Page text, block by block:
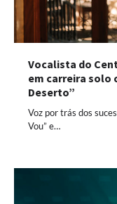
Vocalista do
em carreira solo
Deserto”
Voz por trás dos
Vou” e…